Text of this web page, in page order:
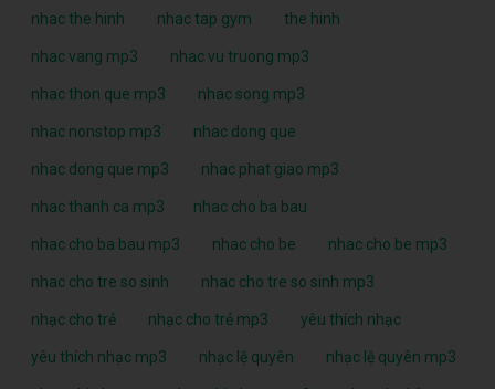
nhac the hinh nhac tap gym the hinh
nhac vang mp3 nhac vu truong mp3
nhac thon que mp3 nhac song mp3
nhac nonstop mp3 nhac dong que
nhac dong que mp3 nhac phat giao mp3
nhac thanh ca mp3 nhac cho ba bau
nhac cho ba bau mp3 nhac cho be nhac cho be mp3
nhac cho tre so sinh nhac cho tre so sinh mp3
nhạc cho trẻ nhạc cho trẻ mp3 yêu thích nhạc
yêu thích nhạc mp3 nhạc lệ quyên nhạc lệ quyên mp3